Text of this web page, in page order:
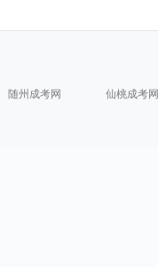
随州成考网 仙桃成考网